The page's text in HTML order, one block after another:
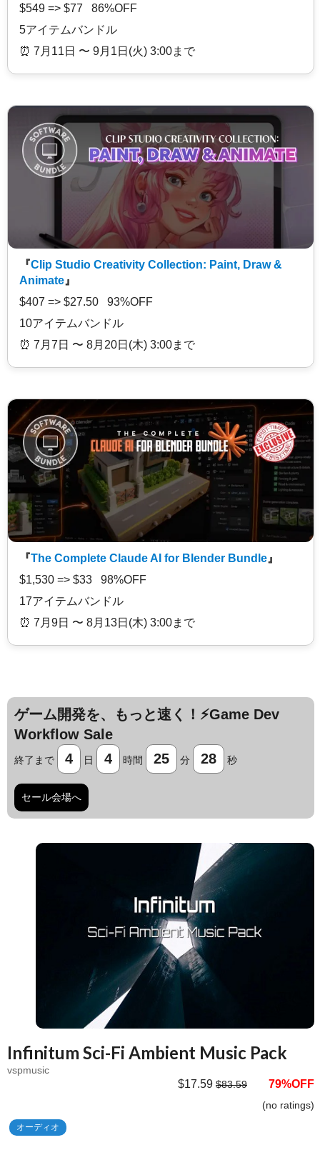
$549 => $77 86%OFF
5アイテムバンドル
⏰️ 7月11日 〜 9月1日(火) 3:00まで
『Clip Studio Creativity Collection: Paint, Draw &
Animate 』
$407 => $27.50 93%OFF
10アイテムバンドル
⏰️ 7月7日 〜 8月20日(木) 3:00まで
『The Complete Claude AI for Blender Bundle 』
$1,530 => $33 98%OFF
17アイテムバンドル
⏰️ 7月9日 〜 8月13日(木) 3:00まで
ゲーム開発を、もっと速く！⚡️Game Dev
Workflow Sale
終了まで 4 日 4 時間 25 分 27 秒
セール会場へ
Infinitum Sci-Fi Ambient Music Pack
vspmusic
$17.59 $83.59 79%OFF
(no ratings)
オーディオ